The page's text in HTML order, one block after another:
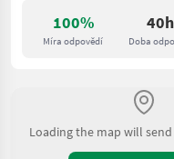
100%
Míra odpovědí
40h
Doba
Loading the map will